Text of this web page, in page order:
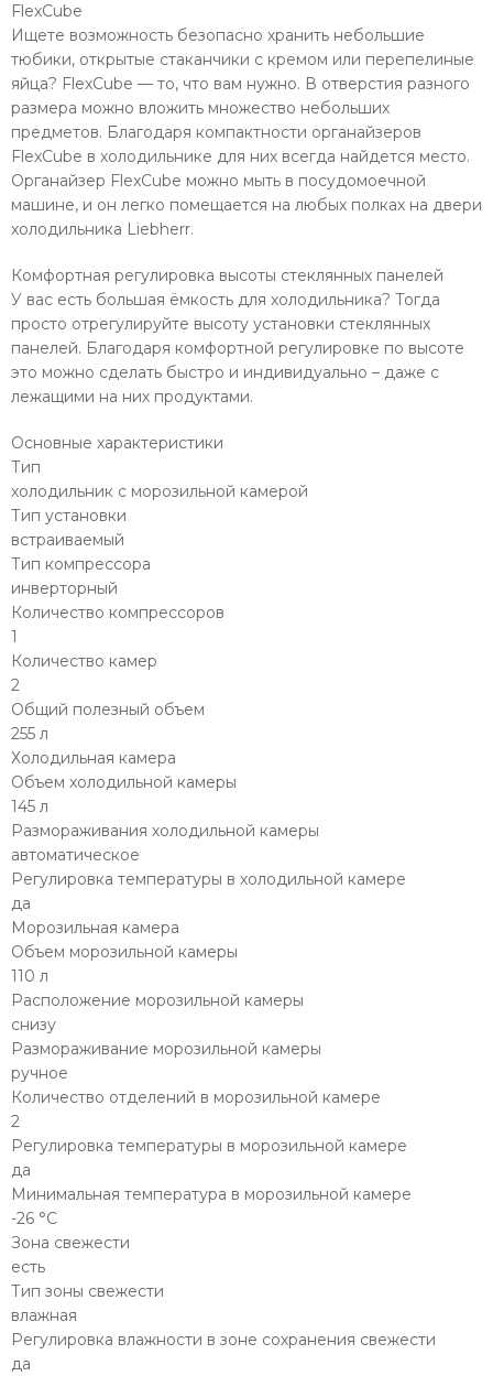
FlexCube
Ищете возможность безопасно хранить небольшие
тюбики, открытые стаканчики с кремом или перепелиные
яйца? FlexCube — то, что вам нужно. В отверстия разного
размера можно вложить множество небольших
предметов. Благодаря компактности органайзеров
FlexCube в холодильнике для них всегда найдется место.
Органайзер FlexCube можно мыть в посудомоечной
машине, и он легко помещается на любых полках на двери
холодильника Liebherr.
Комфортная регулировка высоты стеклянных панелей
У вас есть большая ёмкость для холодильника? Тогда
просто отрегулируйте высоту установки стеклянных
панелей. Благодаря комфортной регулировке по высоте
это можно сделать быстро и индивидуально – даже с
лежащими на них продуктами.
Основные характеристики
Тип
холодильник с морозильной камерой
Тип установки
встраиваемый
Тип компрессора
инверторный
Количество компрессоров
1
Количество камер
2
Общий полезный объем
255 л
Холодильная камера
Объем холодильной камеры
145 л
Размораживания холодильной камеры
автоматическое
Регулировка температуры в холодильной камере
да
Морозильная камера
Объем морозильной камеры
110 л
Расположение морозильной камеры
снизу
Размораживание морозильной камеры
ручное
Количество отделений в морозильной камере
2
Регулировка температуры в морозильной камере
да
Минимальная температура в морозильной камере
-26 °C
Зона свежести
есть
Тип зоны свежести
влажная
Регулировка влажности в зоне сохранения свежести
да